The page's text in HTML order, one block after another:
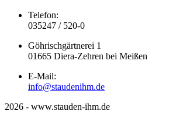
Telefon:
035247 / 520-0
Göhrischgärtnerei 1
01665 Diera-Zehren bei Meißen
E-Mail:
info@staudenihm.de
2026 - www.stauden-ihm.de